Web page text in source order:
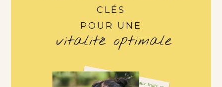
CLÉS
POUR UNE
vitalité optimale